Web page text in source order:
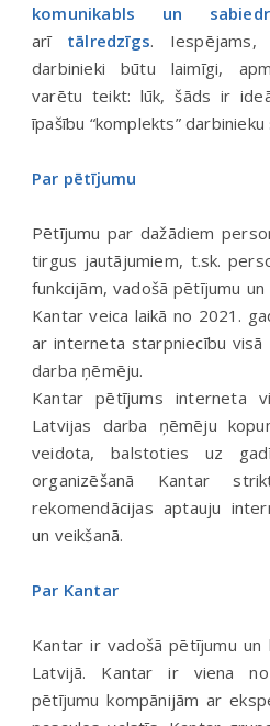
komunikabls un
arī tālredzīgs. Iespējams,
darbinieki būtu laimīgi,
varētu teikt: lūk, šāds ir
īpašību “komplekts”
Par pētījumu
Pētījumu par dažādiem
tirgus jautājumiem, t.sk.
funkcijām, vadošā pētījumu
Kantar veica laikā no 2021.
ar interneta starpniecību
darba ņēmēju.
Kantar pētījums interneta
Latvijas darba ņēmēju
veidota, balstoties uz
organizēšanā Kantar
rekomendācijas aptauju
un veikšanā.
Par Kantar
Kantar ir vadošā pētījumu un
Latvijā. Kantar ir viena no
pētījumu kompānijām ar